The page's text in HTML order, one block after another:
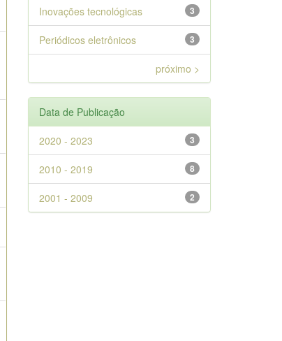
3
Inovações tecnológicas
3
Periódicos eletrônicos
próximo >
Data de Publicação
3
2020 - 2023
8
2010 - 2019
2
2001 - 2009